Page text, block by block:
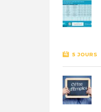
5 JOURS